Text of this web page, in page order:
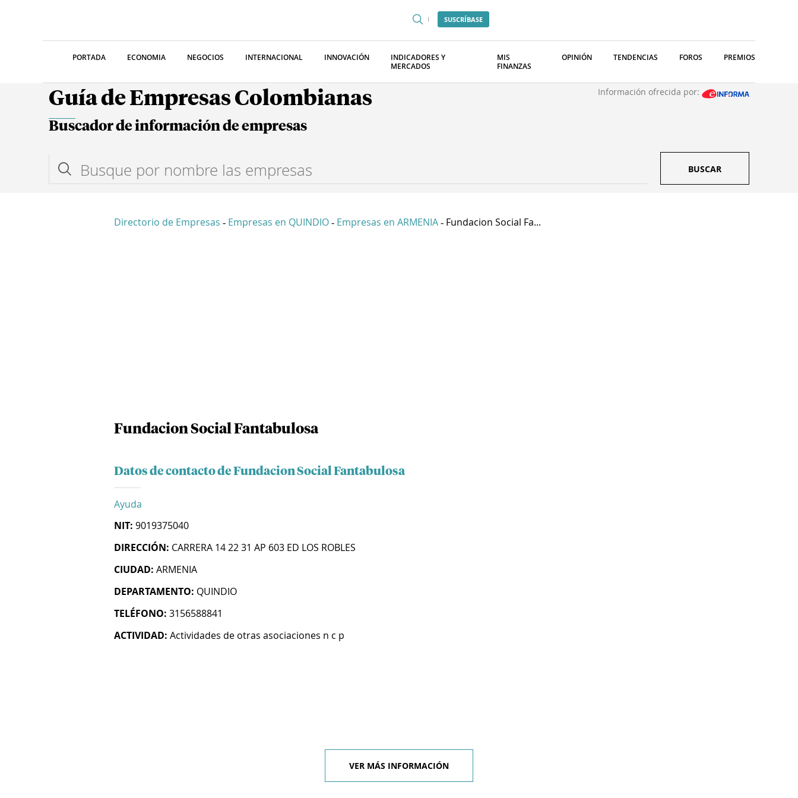
SUSCRÍBASE
PORTADA ECONOMIA NEGOCIOS INTERNACIONAL INNOVACIÓN
INDICADORES Y
MERCADOS
MIS
FINANZAS
OPINIÓN TENDENCIAS FOROS PREMIOS
Guía de Empresas Colombianas Información ofrecida por:
Buscador de información de empresas
BUSCAR
Directorio de Empresas - Empresas en QUINDIO - Empresas en ARMENIA - Fundacion Social Fa...
Fundacion Social Fantabulosa
Datos de contacto de Fundacion Social Fantabulosa
Ayuda
NIT: 9019375040
DIRECCIÓN: CARRERA 14 22 31 AP 603 ED LOS ROBLES
CIUDAD: ARMENIA
DEPARTAMENTO: QUINDIO
TELÉFONO: 3156588841
ACTIVIDAD: Actividades de otras asociaciones n c p
VER MÁS INFORMACIÓN